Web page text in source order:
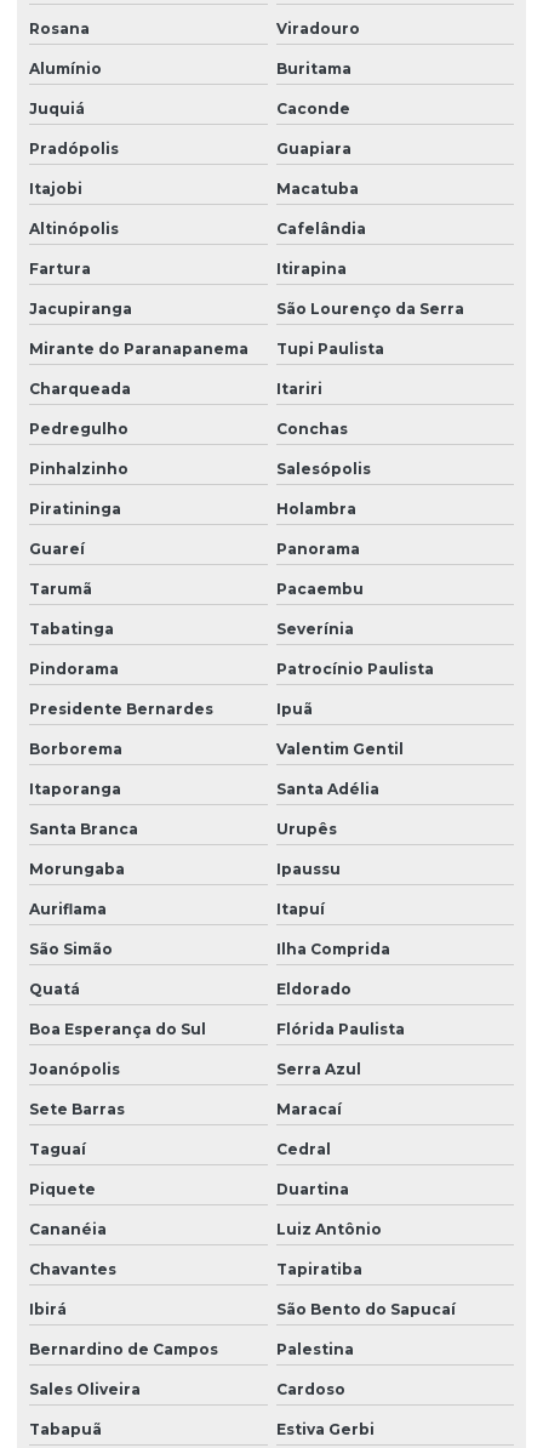
Rosana Viradouro
Alumínio Buritama
Juquiá Caconde
Pradópolis Guapiara
Itajobi Macatuba
Altinópolis Cafelândia
Fartura Itirapina
Jacupiranga São Lourenço da Serra
Mirante do Paranapanema Tupi Paulista
Charqueada Itariri
Pedregulho Conchas
Pinhalzinho Salesópolis
Piratininga Holambra
Guareí Panorama
Tarumã Pacaembu
Tabatinga Severínia
Pindorama Patrocínio Paulista
Presidente Bernardes Ipuã
Borborema Valentim Gentil
Itaporanga Santa Adélia
Santa Branca Urupês
Morungaba Ipaussu
Auriflama Itapuí
São Simão Ilha Comprida
Quatá Eldorado
Boa Esperança do Sul Flórida Paulista
Joanópolis Serra Azul
Sete Barras Maracaí
Taguaí Cedral
Piquete Duartina
Cananéia Luiz Antônio
Chavantes Tapiratiba
Ibirá São Bento do Sapucaí
Bernardino de Campos Palestina
Sales Oliveira Cardoso
Tabapuã Estiva Gerbi